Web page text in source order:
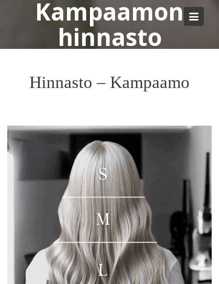
Kampaamon
hinnasto
Hinnasto – Kampaamo